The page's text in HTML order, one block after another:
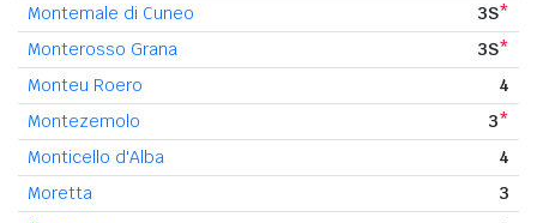
Montemale di Cuneo
3S*
Monterosso Grana
3S*
Monteu Roero
4
Montezemolo
3*
Monticello d'Alba
4
Moretta
3